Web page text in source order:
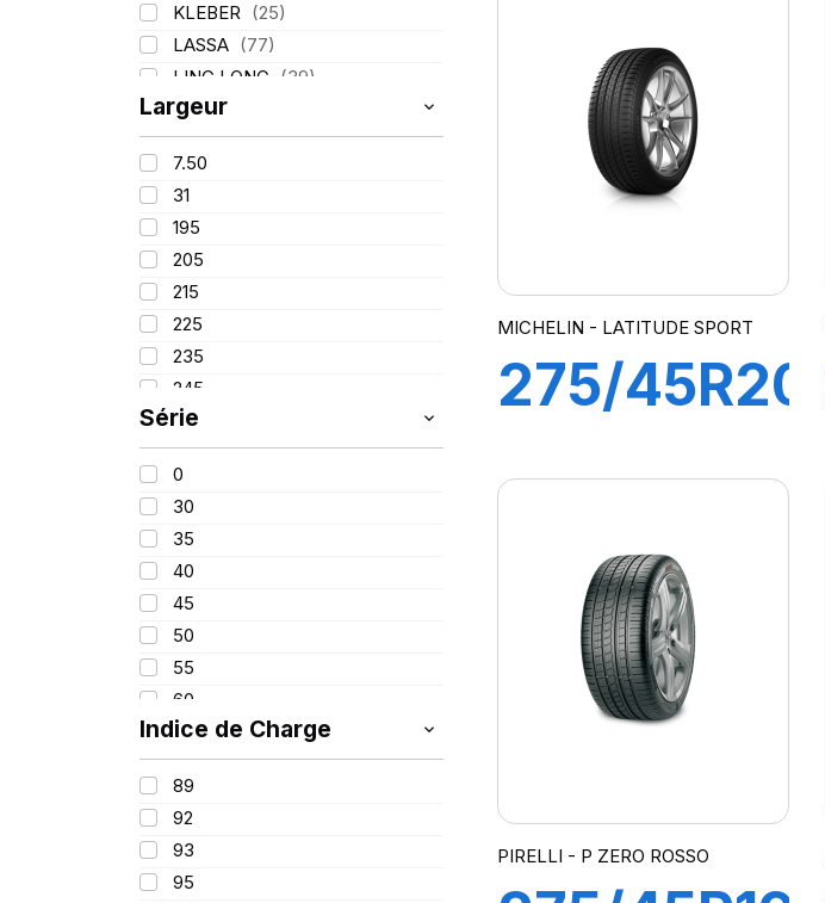
KLEBER (25)
LASSA (77)
LING LONG
(39)
MICHELIN
PIRELLI (110)
TIGAR
Largeur
7.50
31
195
205
215
225
235
245
255
265
275
285
295
305
315
325
Série
0
30
35
40
45
50
55
60
65
70
75
80
85
100
Indice de Charge
89
92
93
95
(LR)
MICHELIN - LATITUDE SPORT
275/45R20
SPORT
(N0)
PIRELLI - P ZERO ROSSO